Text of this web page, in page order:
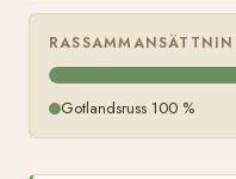
Gotlandsruss 100 %